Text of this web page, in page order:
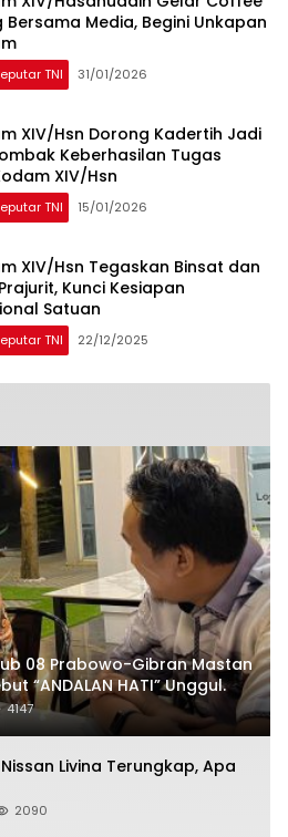
Bersama Media, Begini Unkapan
TNI 31/01/2026
XIV/Hsn Dorong Kadertih Jadi
Keberhasilan Tugas
XIV/Hsn
TNI 15/01/2026
XIV/Hsn Tegaskan Binsat dan
Kunci Kesiapan
Satuan
TNI 22/12/2025
08 Prabowo-Gibran Mastan
“ANDALAN HATI” Unggul.
4147
Livina Terungkap, Apa
2090